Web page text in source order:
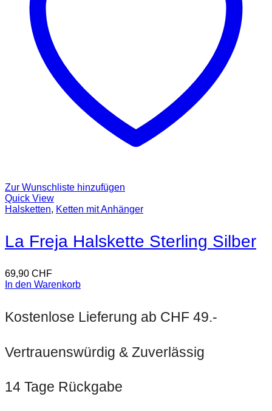
Zur Wunschliste hinzufügen
Quick View
Halsketten, Ketten mit Anhänger
La Freja Halskette Sterling Silber
69,90 CHF
In den Warenkorb
Kostenlose Lieferung ab CHF 49.-
Vertrauenswürdig & Zuverlässig
14 Tage Rückgabe